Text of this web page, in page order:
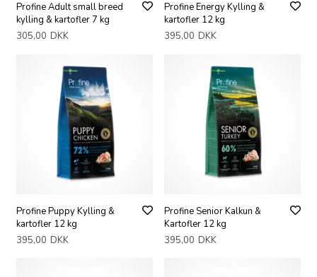
Profine Adult small breed
kylling & kartofler 7 kg
305,00 DKK
Profine Energy Kylling &
kartofler 12 kg
395,00 DKK
Profine Puppy Kylling &
kartofler 12 kg
395,00 DKK
Profine Senior Kalkun &
Kartofler 12 kg
395,00 DKK